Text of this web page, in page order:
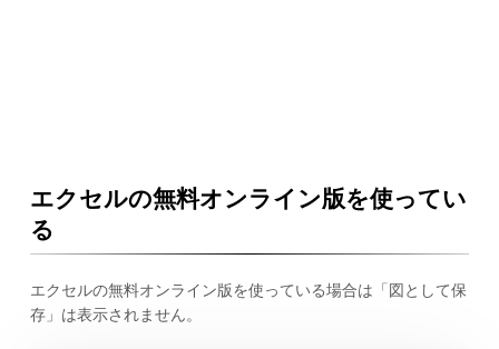
エクセルの無料オンライン版を使ってい
る
エクセルの無料オンライン版を使っている場合は「図として保
存」は表示されません。